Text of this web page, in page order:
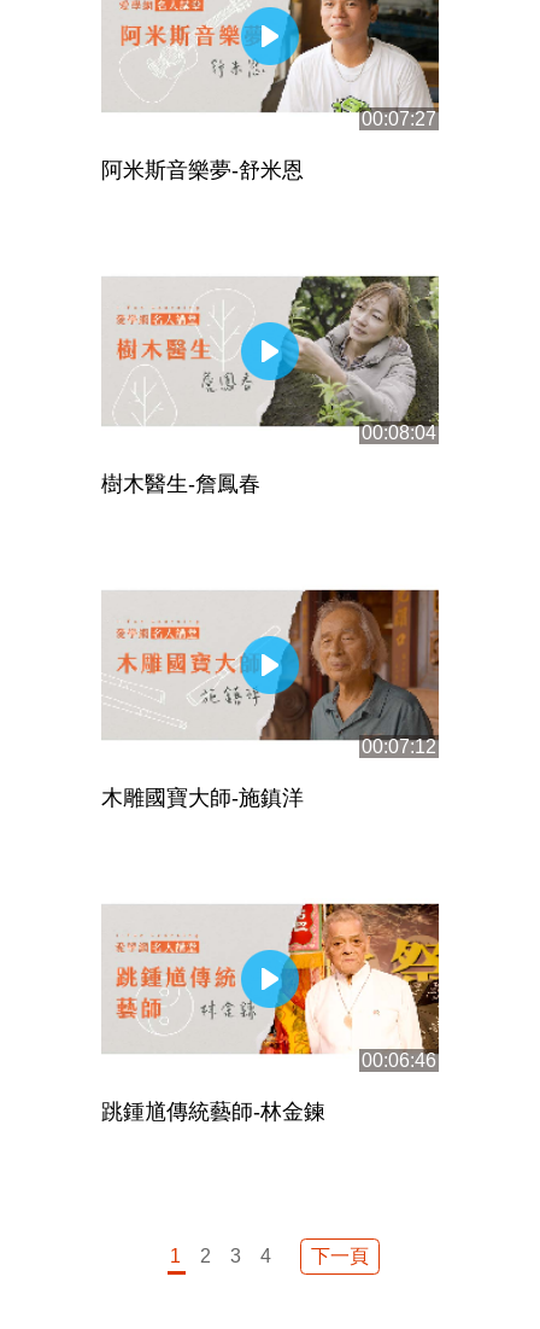
00:07:27
阿米斯音樂夢-舒米恩
00:08:04
樹木醫生-詹鳳春
00:07:12
木雕國寶大師-施鎮洋
00:06:46
跳鍾馗傳統藝師-林金鍊
1 2 3 4 下一頁